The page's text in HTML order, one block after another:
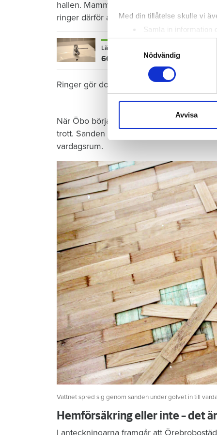
Med din tillåtelse skulle vi
Samla in information
Identifiera din enhet
Ta reda på mer om hur
eller dra tillbaka ditt
sociala medier och
till de sociala medier och
Samtyckesval
Nödvändig
Avvisa
hallen. Mamman torkar förtvivlat upp
ringer därför aldrig till sin hyresvärd
Läs också
600 kronor dyrare att bo efter
Ringer gör dock grannen nedanför – när
När Öbo börjar undersöka skadan i
trott. Sanden under golvet har sugit upp
vardagsrum.
Vattnet spred sig genom sanden under golvet in till
Hemförsäkring eller inte – det
I anteckningarna framgår att